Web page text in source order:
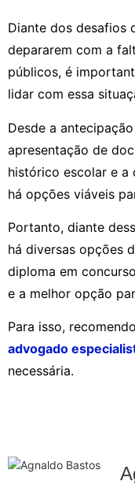
Diante dos desafios
depararem com a
públicos, é
lidar com essa
Desde a
apresentação de
histórico escolar e a
há opções viáveis
Portanto, diante
há diversas opções
diploma em
e a melhor opção
Para isso,
advogado
necessária.